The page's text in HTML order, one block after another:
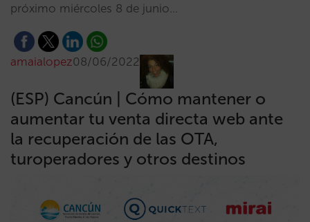
próximo miércoles 8 de junio…
amaialopez08/06/2022
(ESP) Cancún | Cómo mantener o
aumentar tu venta directa web ante
la recuperación de las OTA,
turoperadores y otros destinos